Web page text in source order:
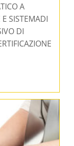
A
SISTEMADI
DI